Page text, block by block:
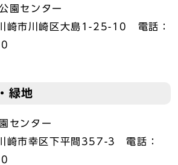
園センター
市川崎区大島1-25-10 電話：
緑地
センター
市幸区下平間357-3 電話：